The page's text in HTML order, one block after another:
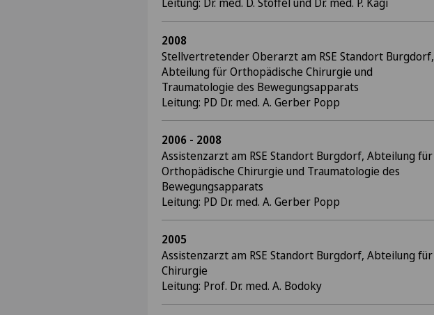
2008
Stellvertretender Oberarzt am RSE Standort Burgdorf,
Abteilung für Orthopädische Chirurgie und
Traumatologie des Bewegungsapparats
Leitung: PD Dr. med. A. Gerber Popp
2006 - 2008
Assistenzarzt am RSE Standort Burgdorf, Abteilung für
Orthopädische Chirurgie und Traumatologie des
Bewegungsapparats
Leitung: PD Dr. med. A. Gerber Popp
2005
Assistenzarzt am RSE Standort Burgdorf, Abteilung für
Chirurgie
Leitung: Prof. Dr. med. A. Bodoky